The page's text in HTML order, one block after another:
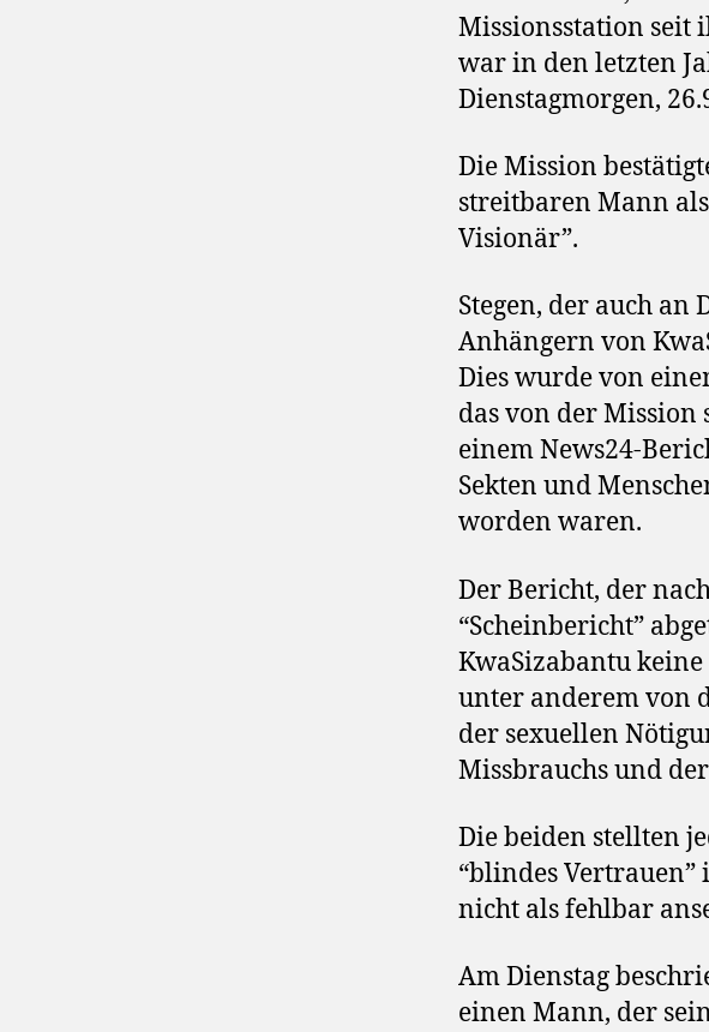
Missionsstation seit
war in den letzten
Dienstagmorgen,
Die Mission
streitbaren Mann
Visionär”.
Stegen, der auch an
Anhängern von
Dies wurde von
das von der
einem News24-
Sekten und
worden waren.
Der Bericht, der
“Scheinbericht”
KwaSizabantu
unter anderem von
der sexuellen
Missbrauchs und
Die beiden stellten
“blindes Vertrauen”
nicht als fehlbar
Am Dienstag
einen Mann, der